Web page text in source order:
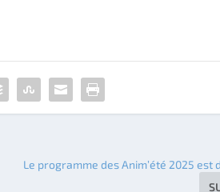
Le programme des Anim’été 2025 est